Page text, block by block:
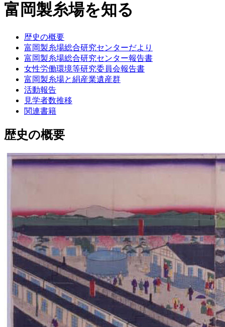
富岡製糸場を知る
歴史の概要
富岡製糸場総合研究センターだより
富岡製糸場総合研究センター報告書
女性労働環境等研究委員会報告書
富岡製糸場と絹産業遺産群
活動報告
見学者数推移
関連書籍
歴史の概要